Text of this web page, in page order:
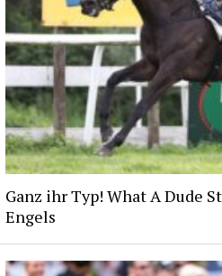
Ganz ihr Typ! What A Dude
Engels